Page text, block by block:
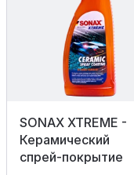
SONAX XTREME -
Керамический
спрей‑покрытие